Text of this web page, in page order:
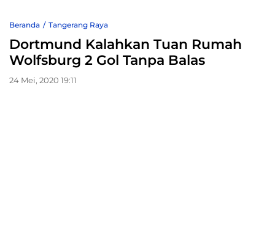
Beranda Tangerang Raya
Dortmund Kalahkan Tuan Rumah
Wolfsburg 2 Gol Tanpa Balas
24 Mei, 2020 19:11